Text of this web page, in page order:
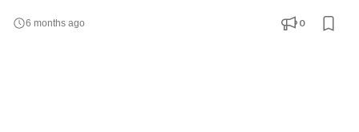
に大きな影響を与える仕事です。 ◆こんな方にお勧め！ ✔ 広告代
理店や制作会社で培った提案力・ディレクション力を、よりダイ
6 months ago 0